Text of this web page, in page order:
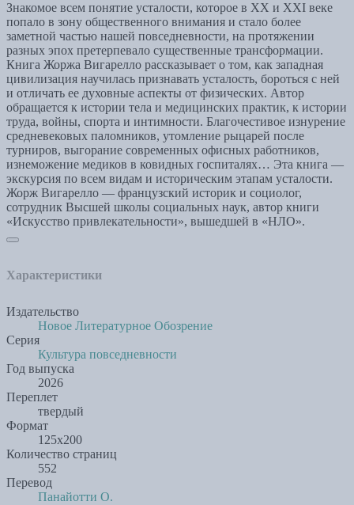
Знакомое всем понятие усталости, которое в XX и XXI веке
попало в зону общественного внимания и стало более
заметной частью нашей повседневности, на протяжении
разных эпох претерпевало существенные трансформации.
Книга Жоржа Вигарелло рассказывает о том, как западная
цивилизация научилась признавать усталость, бороться с ней
и отличать ее духовные аспекты от физических. Автор
обращается к истории тела и медицинских практик, к истории
труда, войны, спорта и интимности. Благочестивое изнурение
средневековых паломников, утомление рыцарей после
турниров, выгорание современных офисных работников,
изнеможение медиков в ковидных госпиталях… Эта книга —
экскурсия по всем видам и историческим этапам усталости.
Жорж Вигарелло — французский историк и социолог,
сотрудник Высшей школы социальных наук, автор книги
«Искусство привлекательности», вышедшей в «НЛО».
Характеристики
Издательство
Новое Литературное Обозрение
Серия
Культура повседневности
Год выпуска
2026
Переплет
твердый
Формат
125х200
Количество страниц
552
Перевод
Панайотти О.